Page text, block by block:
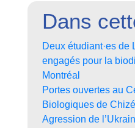
Dans
Deux étudiant·es
engagés pour la
Montréal
Portes ouvertes au
Biologiques de Chizé
Agression de